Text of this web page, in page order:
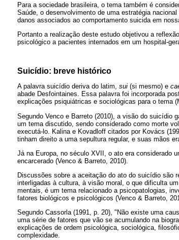
Para a sociedade brasileira, o tema também é
Saúde, o desenvolvimento de uma estratégia
danos associados ao comportamento suicida em
Portanto a realização deste estudo objetivou a
psicológico a pacientes internados em um hospital-
Suicídio: breve histórico
A palavra suicídio deriva do latim, sui (si mesmo) e
abade Desfointaines. Essa palavra foi incorporada
explicações psiquiátricas e sociológicas para o tema
Segundo Venco e Barreto (2010), a visão do suicídio
um tema discutido, sendo considerado como morte
executá-lo. Kalina e Kovadloff citados por Kovács
tinham direito a uma sepultura regular, e suas mãos
Já na Europa, no século XVII, o ato era considerado
encarcerado (Venco & Barreto, 2010).
Discussões sobre a aceitação do ato do suicídio são
interligadas à cultura, à visão moral, o que dificulta
mentais, é um tema relacionado a psicopatologias,
fatores biológicos e psicológicos (Venco & Barreto,
Segundo Cassorla (1991, p. 20), "Não existe uma
uma série de fatores que vão se acumulando na
explicações de ordem psicológica, sociológica,
complexidade.